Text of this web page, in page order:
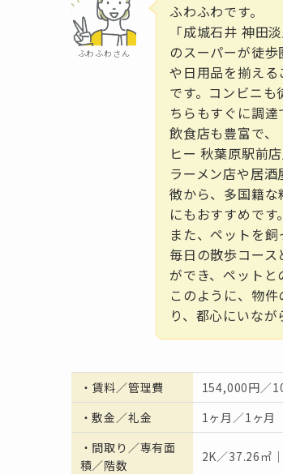
ふわふわさん
ふわふわです。
「成城石井 神田
のスーパーが徒
や日用品を揃え
です。コンビニ
ちらもすぐに調達
飲食店も豊富で
ヒー 秋葉原駅前
ラーメン店や居
徴から、多国籍
にもおすすめです。
また、ペットを
毎日の散歩コー
ができ、ペットと
このように、物
り、都心にいなが
・ 賃料／管理費
154,000円／
・敷金／礼金
1ヶ月／1ヶ月
・間取り／専有面
積／階数
2K／37.26㎡